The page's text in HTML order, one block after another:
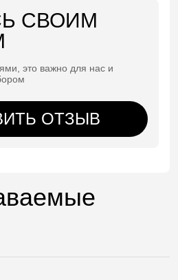
СВОИМ
это важно для нас и
ОТЗЫВ